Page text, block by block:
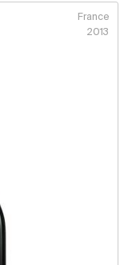
France
2013